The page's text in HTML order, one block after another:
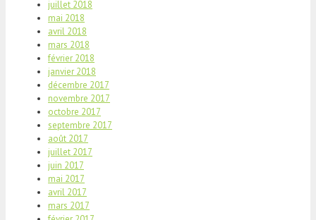
juillet 2018
mai 2018
avril 2018
mars 2018
février 2018
janvier 2018
décembre 2017
novembre 2017
octobre 2017
septembre 2017
août 2017
juillet 2017
juin 2017
mai 2017
avril 2017
mars 2017